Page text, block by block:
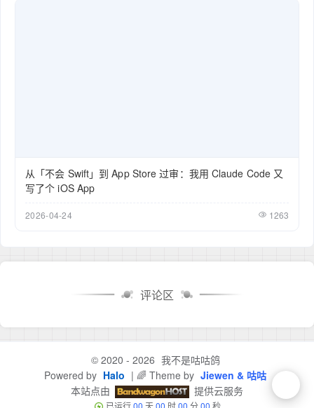
从「不会 Swift」到 App Store 过审：我用 Claude Code 又
写了个 iOS App
2026-04-24 1263
评论区
© 2020 - 2026 我不是咕咕鸽
Powered by Halo | 🌈 Theme by Jiewen & 咕咕
本站点由
提供云服务